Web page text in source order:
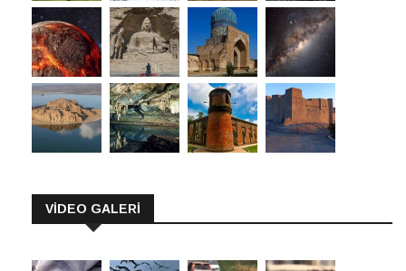
VİDEO GALERİ